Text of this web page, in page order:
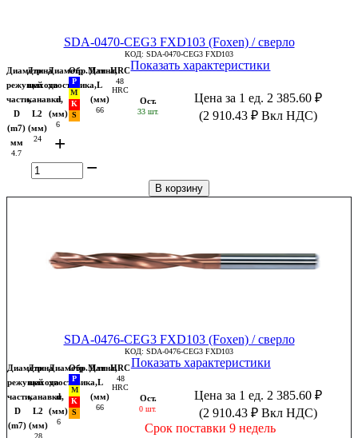
SDA-0470-CEG3 FXD103 (Foxen) / сверло
КОД: SDA-0470-CEG3 FXD103
Диаметр
режущей
части,
D
(m7)
мм
4.7
Длина
выхода
канавки,
L2
(мм)
24
Диаметр
хвостовика,
d
(мм)
6
Обр.МатДлина,
L
(мм)
66
HRC
48
HRC
Показать характеристики
Ост.
33 шт.
Цена за 1 ед. 2 385.60 ₽
(2 910.43 ₽ Вкл НДС)
+
−
В корзину
SDA-0476-CEG3 FXD103 (Foxen) / сверло
КОД: SDA-0476-CEG3 FXD103
Диаметр
режущей
части,
D
(m7)
Длина
выхода
канавки,
L2
(мм)
28
Диаметр
хвостовика,
d
(мм)
6
Обр.МатДлина,
L
(мм)
66
HRC
48
HRC
Показать характеристики
Ост.
0 шт.
Цена за 1 ед. 2 385.60 ₽
(2 910.43 ₽Вкл НДС)
Срок поставки 9 недель